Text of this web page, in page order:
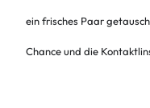
ein frisches Paar
Chance und die